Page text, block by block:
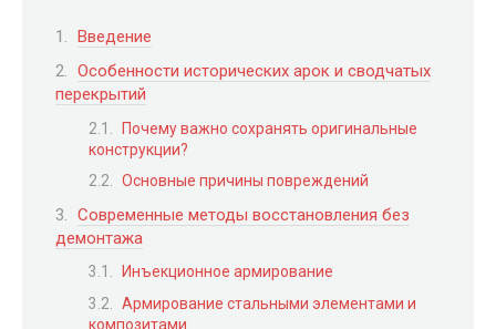
Введение
Особенности исторических арок и сводчатых
перекрытий
Почему важно сохранять оригинальные
конструкции?
Основные причины повреждений
Современные методы восстановления без
демонтажа
Инъекционное армирование
Армирование стальными элементами и
композитами